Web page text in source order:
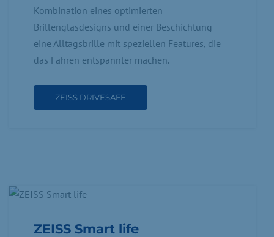
Kombination eines optimierten
Brillenglasdesigns und einer Beschichtung
eine Alltagsbrille mit speziellen Features, die
das Fahren entspannter machen.
ZEISS DRIVESAFE
ZEISS Smart life